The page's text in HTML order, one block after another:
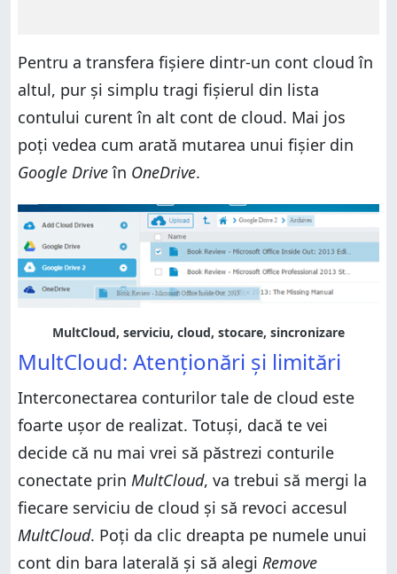
Pentru a transfera fișiere dintr-un cont cloud în
altul, pur și simplu tragi fișierul din lista
contului curent în alt cont de cloud. Mai jos
poți vedea cum arată mutarea unui fișier din
Google Driveîn OneDrive.
MultCloud, serviciu, cloud, stocare, sincronizare
MultCloud: Atenționări și limitări
Interconectarea conturilor tale de cloud este
foarte ușor de realizat. Totuși, dacă te vei
decide că nu mai vrei să păstrezi conturile
conectate prin MultCloud, va trebui să mergi la
fiecare serviciu de cloud și să revoci accesul
MultCloud. Poți da clic dreapta pe numele unui
cont din bara laterală și să alegi Remove